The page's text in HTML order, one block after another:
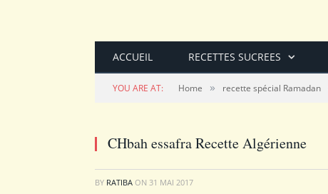
ACCUEIL RECETTES SUCREES
YOU ARE AT: Home » recette spécial Ramadan
CHbah essafra Recette Algérienne
BY RATIBA ON 31 MAI 2017